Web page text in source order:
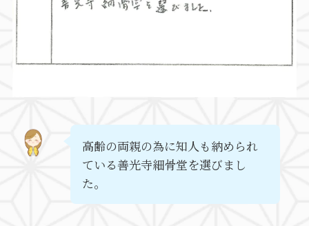
高齢の両親の為に知人も納められ
ている善光寺細骨堂を選びまし
た。